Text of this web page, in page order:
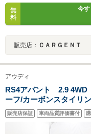
無
料
今
販売店： ＣＡＲＧＥＮＴ
アウディ
RS4アバント 2.9 4WD
ーフ/カーボンスタイリ
ブレム/マトリクスLED
ン/ACC/LKA/BSM/バー
ビ/DRC付スポーツサス/
販売店保証 車両品質評価書付